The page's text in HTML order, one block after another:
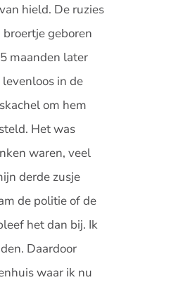
hield. De ruzies
geboren
maanden later
in de
om hem
Het was
waren, veel
derde zusje
de politie of de
het dan bij. Ik
Daardoor
waar ik nu